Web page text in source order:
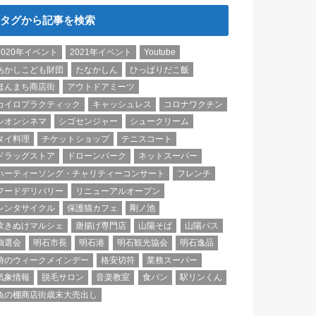
タグから記事を検索
年イベント 2021年イベント
Youtube
かしこども財団
たなかしん
ひっぱりだこ飯
んまち商店街
アウトドアミーツ
イロプラクティック
キャッシュレス
コロナワクチン
オンシネマ
シゴセンジャー
シュークリーム
イ料理
チケットショップ
テニスコート
ラッグストア
ドローンパーク
ネットスーパー
ーティーソング・チャリティーコンサート
フレンチ
ードデリバリー
リニューアルオープン
ンタサイクル
保護猫カフェ
剛ノ池
きぬけマルシェ
唐揚げ専門店 山陽そば
山陽バス
選会
明石市長 明石港 明石観光協会
明石逸品
のウィークメインデー
格安切符
業務スーパー
象情報
脱毛サロン 音楽教室 食パン
駅リンくん
の棚商店街歳末大売出し